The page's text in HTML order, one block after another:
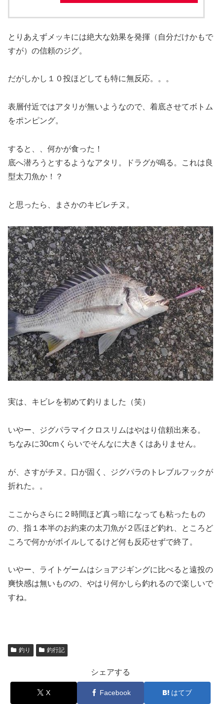
とりあえずメッキには絶大な効果を発揮（自分だけかもで
すが）の信頼のジグ。
だがしかし１０投ほどしても特に無反応。。。
表層付近ではアタリが無いようなので、着底させてボトム
をポンピング。
すると、、何かが食った！
底へ潜ろうとするようなアタリ。ドラグが鳴る。これは良
型太刀魚か！？
と思ったら、まさかのキビレチヌ。
実は、キビレを初めて釣りました（笑）
いやー、ジグパラマイクロスリムはやはり信頼出来る。
ちなみに30cmくらいでそんなに大きくはありません。
が、さすがチヌ。口が固く、ジグパラのトレブルフックが
折れた。。
ここからさらに２時間ほど真っ暗になっても粘ったもの
の、指１本半のお約束の太刀魚が２匹ほど釣れ、ところど
ころで何かがボイルしてるけど何も反応せずで終了。
いやー、ライトゲームはショアジギングに比べると遠投の
爽快感は無いものの、やはり何かしら釣れるので楽しいで
すね。
釣り 釣行記
シェアする
X Facebook はてブ